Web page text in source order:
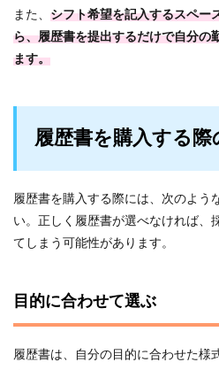
また、 シフト希望を記入するスペー
ら、履歴書を提出するだけで自分の
ます。
履歴書を購入する際
履歴書を購入する際には、次のよう
い。正しく履歴書が選べなければ、
てしまう可能性があります。
目的に合わせて選ぶ
履歴書は、自分の目的に合わせた様